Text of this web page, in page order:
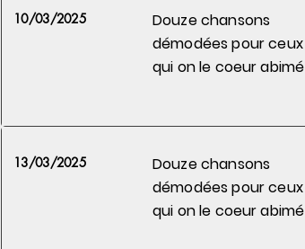
10/03/2025
Douze chansons
démodées pourceux
qui on le coeur abimé
13/03/2025
Douze chansons
démodées pourceux
qui on le coeur abimé